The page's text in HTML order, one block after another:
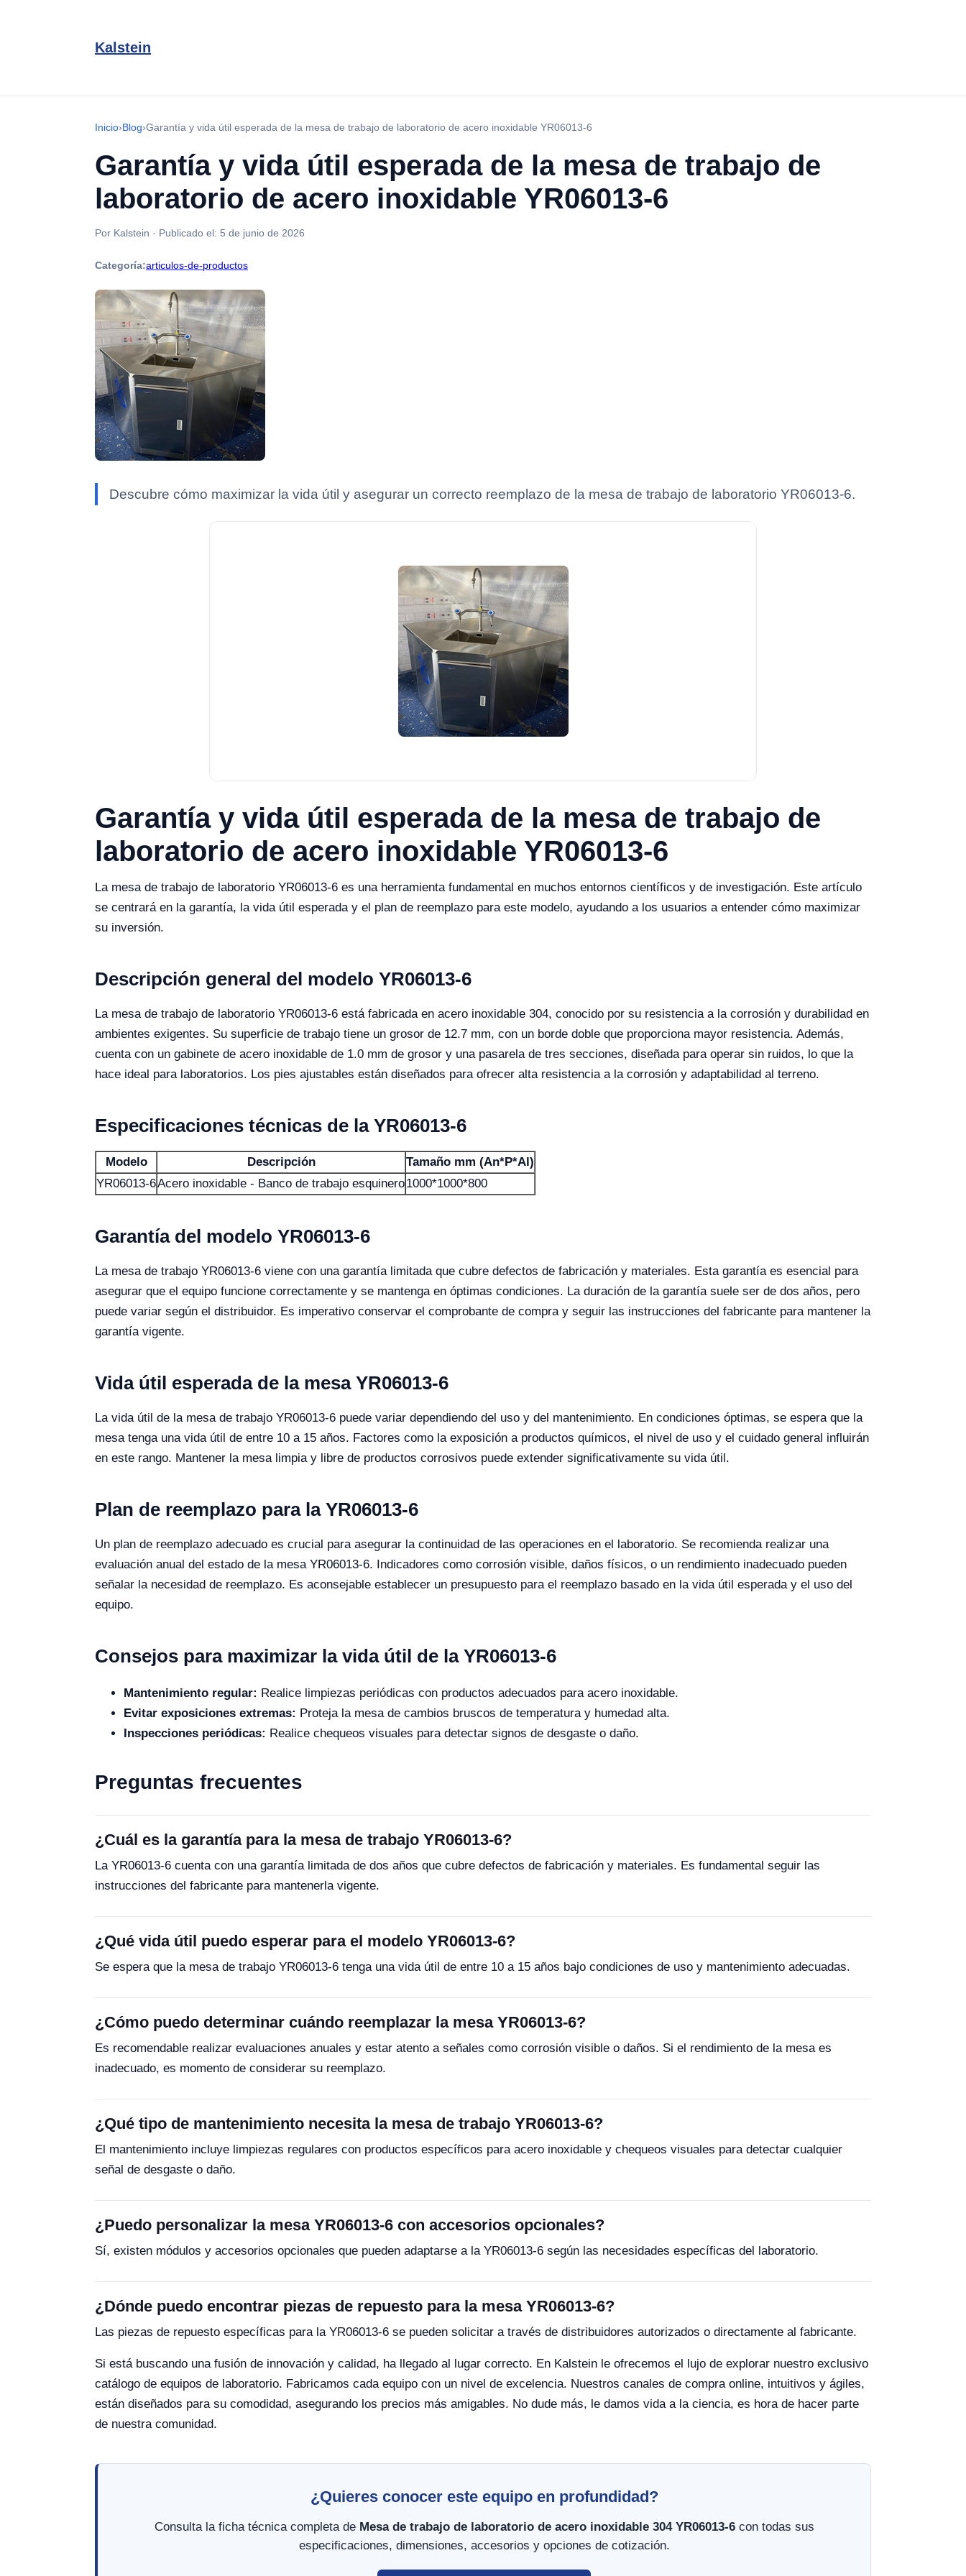
Kalstein
Inicio›Blog›Garantía y vida útil esperada de la mesa de trabajo de laboratorio de acero inoxidable YR06013-6
Garantía y vida útil esperada de la mesa de trabajo de
laboratorio de acero inoxidable YR06013-6
Por Kalstein · Publicado el: 5 de junio de 2026
Categoría:articulos-de-productos
Descubre cómo maximizar la vida útil y asegurar un correcto reemplazo de la mesa de trabajo de laboratorio YR06013-6.
Garantía y vida útil esperada de la mesa de trabajo de
laboratorio de acero inoxidable YR06013-6
La mesa de trabajo de laboratorio YR06013-6 es una herramienta fundamental en muchos entornos científicos y de investigación. Este artículo
se centrará en la garantía, la vida útil esperada y el plan de reemplazo para este modelo, ayudando a los usuarios a entender cómo maximizar
su inversión.
Descripción general del modelo YR06013-6
La mesa de trabajo de laboratorio YR06013-6 está fabricada en acero inoxidable 304, conocido por su resistencia a la corrosión y durabilidad en
ambientes exigentes. Su superficie de trabajo tiene un grosor de 12.7 mm, con un borde doble que proporciona mayor resistencia. Además,
cuenta con un gabinete de acero inoxidable de 1.0 mm de grosor y una pasarela de tres secciones, diseñada para operar sin ruidos, lo que la
hace ideal para laboratorios. Los pies ajustables están diseñados para ofrecer alta resistencia a la corrosión y adaptabilidad al terreno.
Especificaciones técnicas de la YR06013-6
Modelo Descripción
Tamaño mm (An*P*Al)
YR06013-6Acero inoxidable - Banco de trabajo esquinero1000*1000*800
Garantía del modelo YR06013-6
La mesa de trabajo YR06013-6 viene con una garantía limitada que cubre defectos de fabricación y materiales. Esta garantía es esencial para
asegurar que el equipo funcione correctamente y se mantenga en óptimas condiciones. La duración de la garantía suele ser de dos años, pero
puede variar según el distribuidor. Es imperativo conservar el comprobante de compra y seguir las instrucciones del fabricante para mantener la
garantía vigente.
Vida útil esperada de la mesa YR06013-6
La vida útil de la mesa de trabajo YR06013-6 puede variar dependiendo del uso y del mantenimiento. En condiciones óptimas, se espera que la
mesa tenga una vida útil de entre 10 a 15 años. Factores como la exposición a productos químicos, el nivel de uso y el cuidado general influirán
en este rango. Mantener la mesa limpia y libre de productos corrosivos puede extender significativamente su vida útil.
Plan de reemplazo para la YR06013-6
Un plan de reemplazo adecuado es crucial para asegurar la continuidad de las operaciones en el laboratorio. Se recomienda realizar una
evaluación anual del estado de la mesa YR06013-6. Indicadores como corrosión visible, daños físicos, o un rendimiento inadecuado pueden
señalar la necesidad de reemplazo. Es aconsejable establecer un presupuesto para el reemplazo basado en la vida útil esperada y el uso del
equipo.
Consejos para maximizar la vida útil de la YR06013-6
Mantenimiento regular: Realice limpiezas periódicas con productos adecuados para acero inoxidable.
Evitar exposiciones extremas: Proteja la mesa de cambios bruscos de temperatura y humedad alta.
Inspecciones periódicas: Realice chequeos visuales para detectar signos de desgaste o daño.
Preguntas frecuentes
¿Cuál es la garantía para la mesa de trabajo YR06013-6?
La YR06013-6 cuenta con una garantía limitada de dos años que cubre defectos de fabricación y materiales. Es fundamental seguir las
instrucciones del fabricante para mantenerla vigente.
¿Qué vida útil puedo esperar para el modelo YR06013-6?
Se espera que la mesa de trabajo YR06013-6 tenga una vida útil de entre 10 a 15 años bajo condiciones de uso y mantenimiento adecuadas.
¿Cómo puedo determinar cuándo reemplazar la mesa YR06013-6?
Es recomendable realizar evaluaciones anuales y estar atento a señales como corrosión visible o daños. Si el rendimiento de la mesa es
inadecuado, es momento de considerar su reemplazo.
¿Qué tipo de mantenimiento necesita la mesa de trabajo YR06013-6?
El mantenimiento incluye limpiezas regulares con productos específicos para acero inoxidable y chequeos visuales para detectar cualquier
señal de desgaste o daño.
¿Puedo personalizar la mesa YR06013-6 con accesorios opcionales?
Sí, existen módulos y accesorios opcionales que pueden adaptarse a la YR06013-6 según las necesidades específicas del laboratorio.
¿Dónde puedo encontrar piezas de repuesto para la mesa YR06013-6?
Las piezas de repuesto específicas para la YR06013-6 se pueden solicitar a través de distribuidores autorizados o directamente al fabricante.
Si está buscando una fusión de innovación y calidad, ha llegado al lugar correcto. En Kalstein le ofrecemos el lujo de explorar nuestro exclusivo
catálogo de equipos de laboratorio. Fabricamos cada equipo con un nivel de excelencia. Nuestros canales de compra online, intuitivos y ágiles,
están diseñados para su comodidad, asegurando los precios más amigables. No dude más, le damos vida a la ciencia, es hora de hacer parte
de nuestra comunidad.
¿Quieres conocer este equipo en profundidad?
Consulta la ficha técnica completa de Mesa de trabajo de laboratorio de acero inoxidable 304 YR06013-6con todas sus
especificaciones, dimensiones, accesorios y opciones de cotización.